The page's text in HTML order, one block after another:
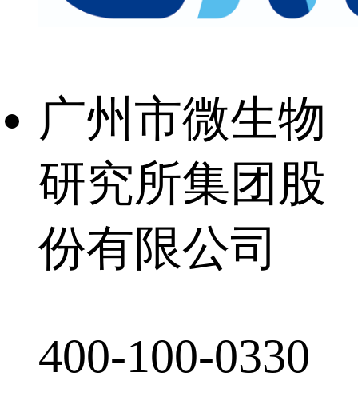
广州市微生物
研究所集团股
份有限公司
400-100-0330